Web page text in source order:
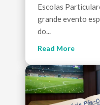
Escolas
grande evento
do...
Read More